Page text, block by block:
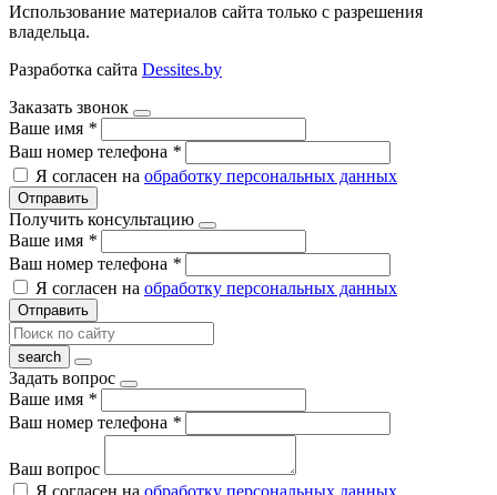
Использование материалов сайта только с разрешения
владельца.
Разработка сайта Dessites.by
Заказать звонок
Ваше имя *
Ваш номер телефона *
Я согласен на обработку персональных данных
Отправить
Получить консультацию
Ваше имя *
Ваш номер телефона *
Я согласен на обработку персональных данных
Отправить
Задать вопрос
Ваше имя *
Ваш номер телефона *
Ваш вопрос
Я согласен на обработку персональных данных